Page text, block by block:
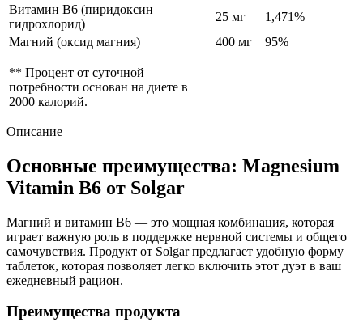
Витамин B6 (пиридоксин
гидрохлорид)
25 мг
1,471%
Магний (оксид магния)
400 мг 95%
** Процент от суточной
потребности основан на диете в
2000 калорий.
Описание
Основные преимущества: Magnesium
Vitamin B6 от Solgar
Магний и витамин B6 — это мощная комбинация, которая
играет важную роль в поддержке нервной системы и общего
самочувствия. Продукт от Solgar предлагает удобную форму
таблеток, которая позволяет легко включить этот дуэт в ваш
ежедневный рацион.
Преимущества продукта